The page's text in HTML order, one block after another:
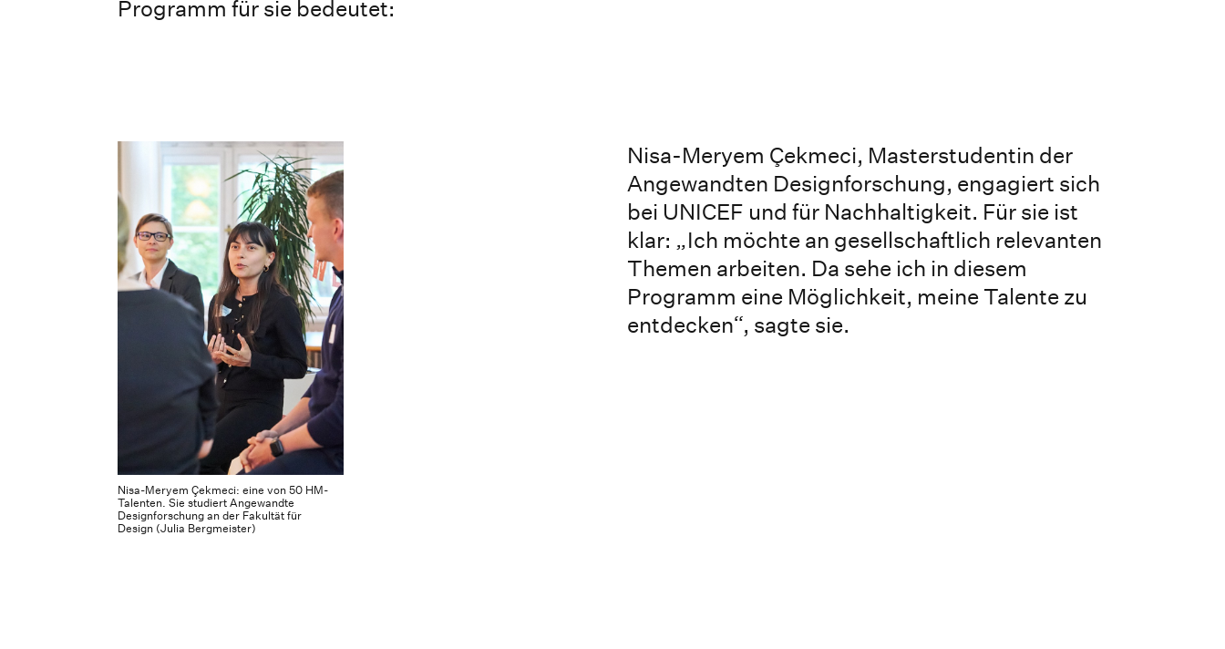
Programm für sie bedeutet:
Nisa-Meryem Çekmeci: eine von 50 HM-
Talenten. Sie studiert Angewandte
Designforschung an der Fakultät für
Design (Julia Bergmeister)
Nisa-Meryem Çekmeci, Masterstudentin der
Angewandten Designforschung, engagiert sich
bei UNICEF und für Nachhaltigkeit. Für sie ist
klar: „Ich möchte an gesellschaftlich relevanten
Themen arbeiten. Da sehe ich in diesem
Programm eine Möglichkeit, meine Talente zu
entdecken“, sagte sie.